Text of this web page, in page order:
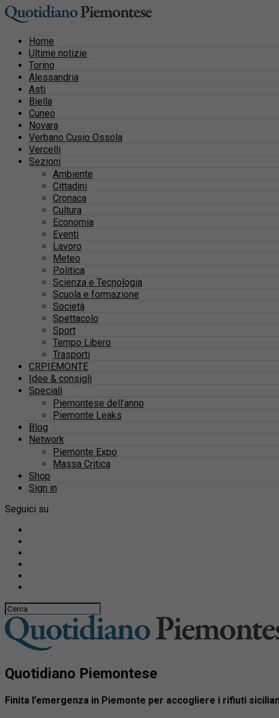
Home
Ultime notizie
Torino
Alessandria
Asti
Biella
Cuneo
Novara
Verbano Cusio Ossola
Vercelli
Sezioni
Ambiente
Cittadini
Cronaca
Cultura
Economia
Eventi
Lavoro
Meteo
Politica
Scienza e Tecnologia
Scuola e formazione
Società
Spettacolo
Sport
Tempo Libero
Trasporti
CRPIEMONTE
Idee & consigli
Speciali
Piemontese dell’anno
Piemonte Leaks
Blog
Network
Piemonte Expo
Massa Critica
Shop
Sign in
Seguici su
Quotidiano Piemontese
Finita l’emergenza in Piemonte per accogliere i rifiuti